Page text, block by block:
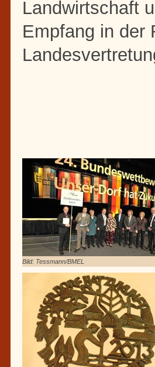
Landwirtschaft
Empfang in der
Bild: Tessmann/BMEL